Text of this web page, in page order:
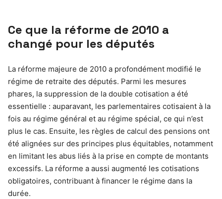
Ce que la réforme de 2010 a
changé pour les députés
La réforme majeure de 2010 a profondément modifié le
régime de retraite des députés. Parmi les mesures
phares, la suppression de la double cotisation a été
essentielle : auparavant, les parlementaires cotisaient à la
fois au régime général et au régime spécial, ce qui n’est
plus le cas. Ensuite, les règles de calcul des pensions ont
été alignées sur des principes plus équitables, notamment
en limitant les abus liés à la prise en compte de montants
excessifs. La réforme a aussi augmenté les cotisations
obligatoires, contribuant à financer le régime dans la
durée.